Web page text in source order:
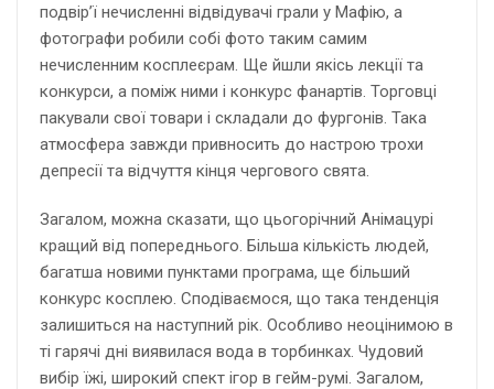
подвір’ї нечисленні відвідувачі грали у Мафію, а
фотографи робили собі фото таким самим
нечисленним косплеєрам. Ще йшли якісь лекції та
конкурси, а поміж ними і конкурс фанартів. Торговці
пакували свої товари і складали до фургонів. Така
атмосфера завжди привносить до настрою трохи
депресії та відчуття кінця чергового свята.
Загалом, можна сказати, що цьогорічний Анімацурі
кращий від попереднього. Більша кількість людей,
багатша новими пунктами програма, ще більший
конкурс косплею. Сподіваємося, що така тенденція
залишиться на наступний рік. Особливо неоцінимою в
ті гарячі дні виявилася вода в торбинках. Чудовий
вибір їжі, широкий спект ігор в гейм-румі. Загалом,